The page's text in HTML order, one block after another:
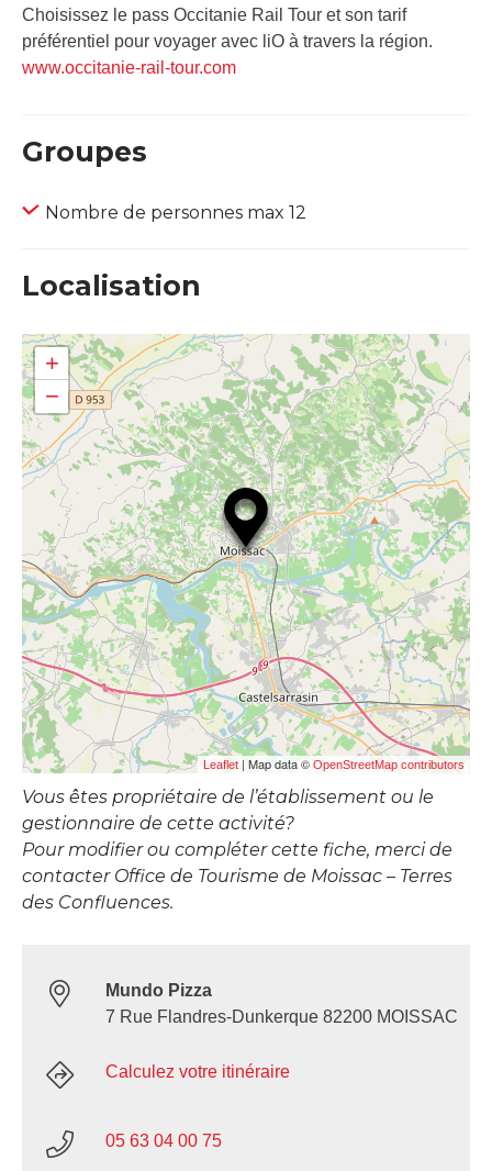
Choisissez le pass Occitanie Rail Tour et son tarif
préférentiel pour voyager avec liO à travers la région.
www.occitanie-rail-tour.com
Groupes
Nombre de personnes max 12
Localisation
+
−
Leaflet | Map data © OpenStreetMap contributors
Vous êtes propriétaire de l’établissement ou le
gestionnaire de cette activité?
Pour modifier ou compléter cette fiche, merci de
contacter Office de Tourisme de Moissac – Terres
des Confluences.
Mundo Pizza
7 Rue Flandres-Dunkerque 82200 MOISSAC
Calculez votre itinéraire
05 63 04 00 75